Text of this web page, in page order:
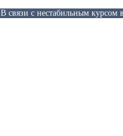
В связи с нестабильным курсом